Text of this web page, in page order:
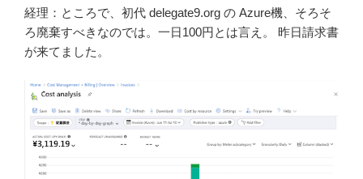
経理：ところで、初代 delegate9.org の Azure機、そろそ
ろ廃棄すべきなのでは。一日100円とは言え。 昨日請求書
が来てました。